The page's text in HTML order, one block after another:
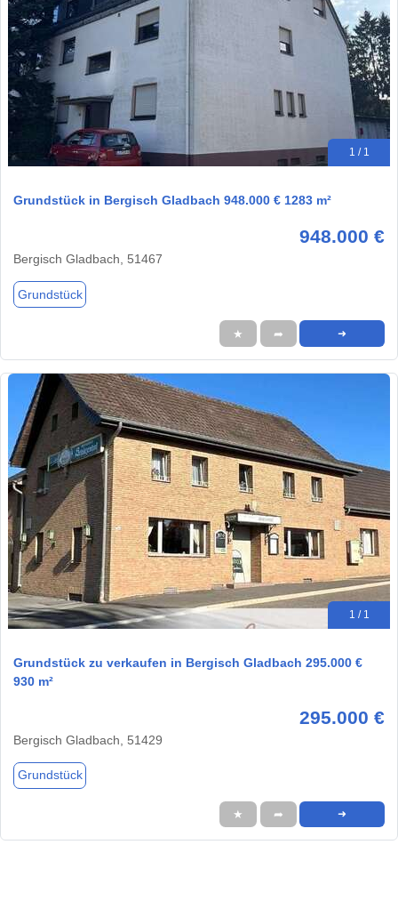
1 / 1
Grundstück in Bergisch Gladbach 948.000 € 1283 m²
948.000 €
Bergisch Gladbach, 51467
Grundstück
★ ➦ ➜
1 / 1
Grundstück zu verkaufen in Bergisch Gladbach 295.000 €
930 m²
295.000 €
Bergisch Gladbach, 51429
Grundstück
★ ➦ ➜